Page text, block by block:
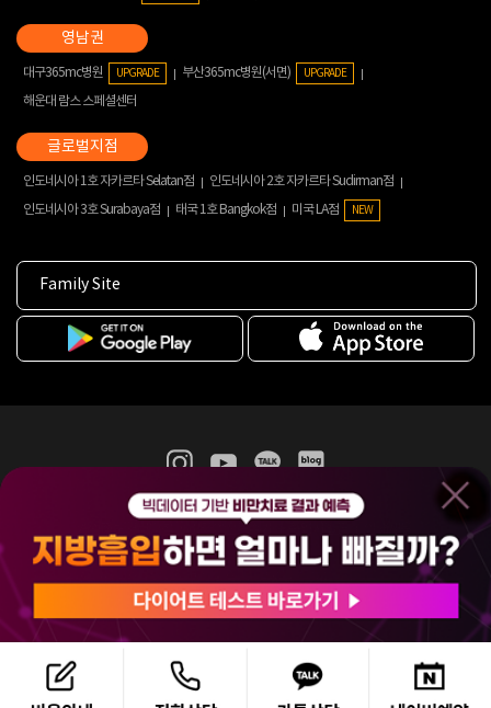
대구365mc병원 UPGRADE 부산365mc병원(서면) UPGRADE
해운대 람스 스페셜센터
인도네시아 1호 자카르타 Selatan점
인도네시아 2호 자카르타 Sudirman점
인도네시아 3호 Surabaya점
태국 1호 Bangkok점 미국 LA점 NEW
Family Site
365mc 병·의원 이용약관
홈페이지 이용약관
비급여진료수가
(주)365mcㅣ서울특별시 서초구 서초대로52길 7, 3~4층(서초동, 제일빌딩)
120-87-04354ㅣ김남철
COPYRIGHT(C) 2025 365mc. ALL RIGHTS RESERVED.